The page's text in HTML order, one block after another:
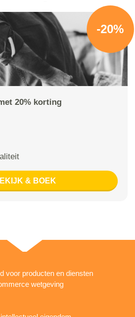
-20%
20% korting
& BOEK
voor producten en diensten
wetgeving